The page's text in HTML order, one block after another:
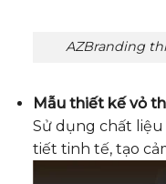
AZBranding
Mẫu thiết kế vỏ
Sử dụng chất liệu
tiết tinh tế, tạo